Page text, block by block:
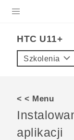
VIVE
VIVERSE
HTC U11+‎
Szkolenia
< < Menu
aplikacji